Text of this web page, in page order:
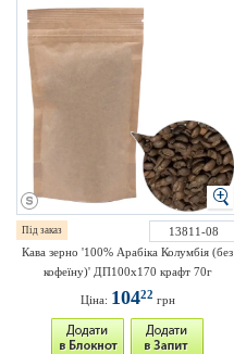
Під заказ
13811-08
Кава зерно '100% Арабіка Колумбія (без
кофеїну)' ДП100х170 крафт 70г
Ціна: 10422 грн